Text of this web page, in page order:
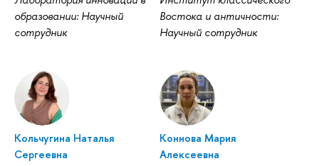
образовании: Научный
сотрудник
Востока и античности:
Научный сотрудник
Кольчугина Наталья
Сергеевна
Коннова Мария
Алексеевна